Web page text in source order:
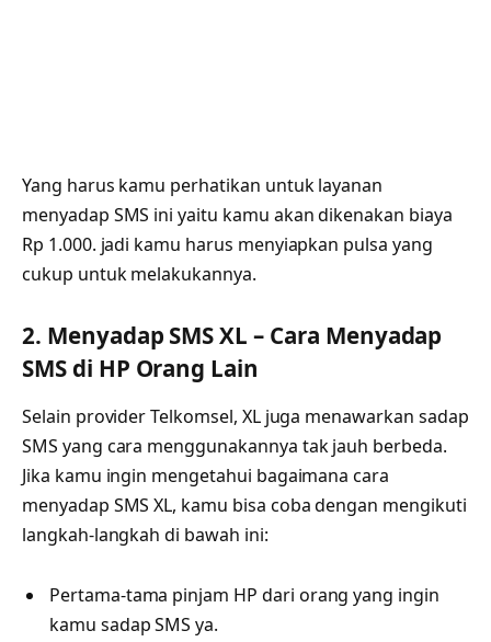
Yang harus kamu perhatikan untuk layanan
menyadap SMS ini yaitu kamu akan dikenakan biaya
Rp 1.000. jadi kamu harus menyiapkan pulsa yang
cukup untuk melakukannya.
2. Menyadap SMS XL – Cara Menyadap
SMS di HP Orang Lain
Selain provider Telkomsel, XL juga menawarkan sadap
SMS yang cara menggunakannya tak jauh berbeda.
Jika kamu ingin mengetahui bagaimana cara
menyadap SMS XL, kamu bisa coba dengan mengikuti
langkah-langkah di bawah ini:
Pertama-tama pinjam HP dari orang yang ingin
kamu sadap SMS ya.